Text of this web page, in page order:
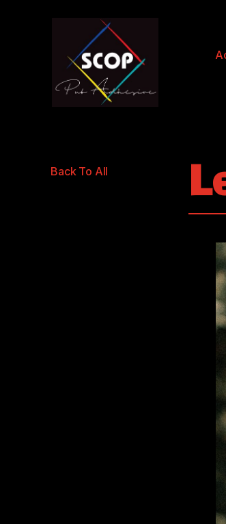
Back To All